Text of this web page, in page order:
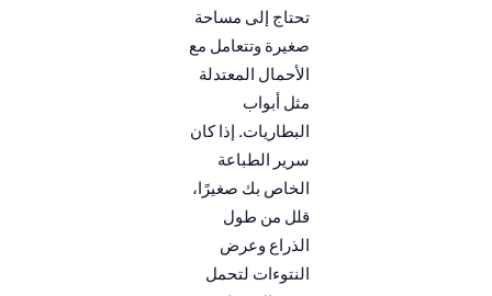
تحتاج إلى مساحة
صغيرة وتتعامل مع
الأحمال المعتدلة
مثل أبواب
البطاريات. إذا كان
سرير الطباعة
الخاص بك صغيرًا،
قلل من طول
الذراع وعرض
النتوءات لتحمل